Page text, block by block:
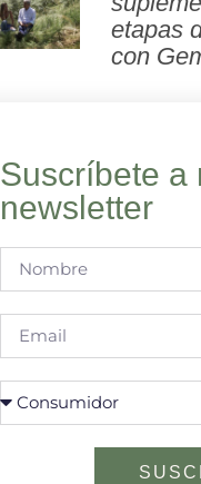
etapas
con
Suscríbete a
newsletter